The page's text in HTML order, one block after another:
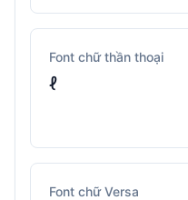
Font chữ thần thoại
ℓ
Font chữ Versa